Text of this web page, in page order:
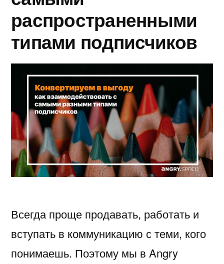
распространенными
типами подписчиков
Всегда проще продавать, работать и
вступать в коммуникацию с теми, кого
понимаешь. Поэтому мы в Angry